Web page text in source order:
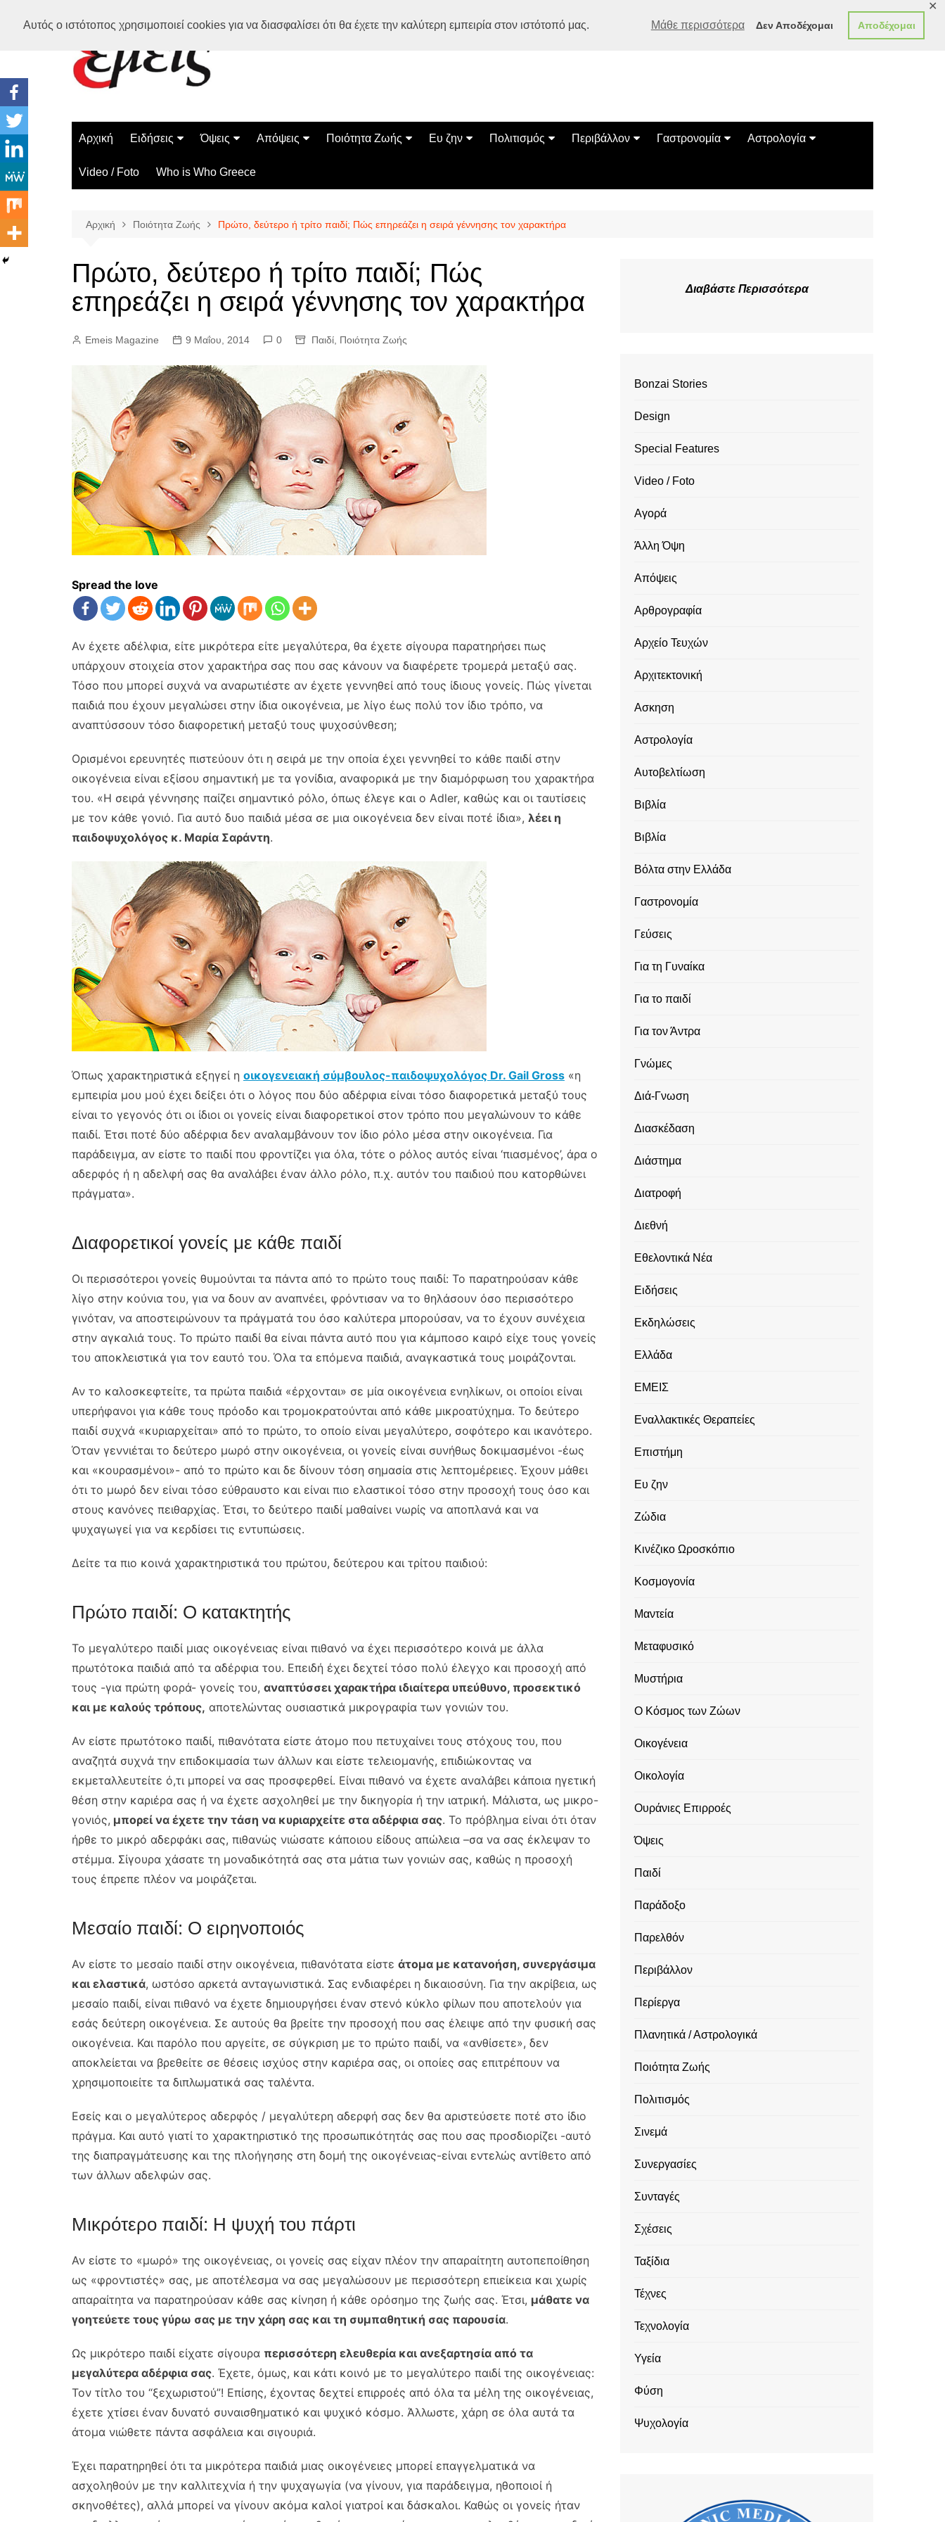
Αυτός ο ιστότοπος χρησιμοποιεί cookies για να διασφαλίσει ότι θα έχετε την καλύτερη εμπειρία στον ιστότοπό μας. Μάθε περισσότερα Δεν Αποδέχομαι Αποδέχομαι
✕
Αρχική Ειδήσεις
Ελλάδα
Διεθνή
Όψεις
Διάστημα
Επιστήμη
Απόψεις
Αρθρογραφία
Ποιότητα Ζωής
Ασκηση
Ευ ζην
Αυτοβελτίωση
Σχέσεις
Πολιτισμός
Εκδηλώσεις
Βόλτα στην Ελλάδα
Περιβάλλον
Οικολογία
Γαστρονομία
Συνταγές
Αστρολογία
Κινέζικο Ωροσκόπιο
Video / Foto Who is Who Greece
Αρχική Ποιότητα Ζωής Πρώτο, δεύτερο ή τρίτο παιδί; Πώς επηρεάζει η σειρά γέννησης τον χαρακτήρα
Πρώτο, δεύτερο ή τρίτο παιδί; Πώς
επηρεάζει η σειρά γέννησης τον χαρακτήρα
Emeis Magazine 9 Μαΐου, 2014 0 Παιδί Ποιότητα Ζωής
Spread the love
Αν έχετε αδέλφια, είτε μικρότερα είτε μεγαλύτερα, θα έχετε σίγουρα παρατηρήσει πως
υπάρχουν στοιχεία στον χαρακτήρα σας που σας κάνουν να διαφέρετε τρομερά μεταξύ σας.
Τόσο που μπορεί συχνά να αναρωτιέστε αν έχετε γεννηθεί από τους ίδιους γονείς. Πώς γίνεται
παιδιά που έχουν μεγαλώσει στην ίδια οικογένεια, με λίγο έως πολύ τον ίδιο τρόπο, να
αναπτύσσουν τόσο διαφορετική μεταξύ τους ψυχοσύνθεση;
Ορισμένοι ερευνητές πιστεύουν ότι η σειρά με την οποία έχει γεννηθεί το κάθε παιδί στην
οικογένεια είναι εξίσου σημαντική με τα γονίδια, αναφορικά με την διαμόρφωση του χαρακτήρα
του. «Η σειρά γέννησης παίζει σημαντικό ρόλο, όπως έλεγε και ο Adler, καθώς και οι ταυτίσεις
με τον κάθε γονιό. Για αυτό δυο παιδιά μέσα σε μια οικογένεια δεν είναι ποτέ ίδια», λέει η
παιδοψυχολόγος κ. Μαρία Σαράντη.
Όπως χαρακτηριστικά εξηγεί η οικογενειακή σύμβουλος-παιδοψυχολόγος Dr. Gail Gross «η
εμπειρία μου μού έχει δείξει ότι ο λόγος που δύο αδέρφια είναι τόσο διαφορετικά μεταξύ τους
είναι το γεγονός ότι οι ίδιοι οι γονείς είναι διαφορετικοί στον τρόπο που μεγαλώνουν το κάθε
παιδί. Έτσι ποτέ δύο αδέρφια δεν αναλαμβάνουν τον ίδιο ρόλο μέσα στην οικογένεια. Για
παράδειγμα, αν είστε το παιδί που φροντίζει για όλα, τότε ο ρόλος αυτός είναι ‘πιασμένος’, άρα ο
αδερφός ή η αδελφή σας θα αναλάβει έναν άλλο ρόλο, π.χ. αυτόν του παιδιού που κατορθώνει
πράγματα».
Διαφορετικοί γονείς με κάθε παιδί
Οι περισσότεροι γονείς θυμούνται τα πάντα από το πρώτο τους παιδί: Το παρατηρούσαν κάθε
λίγο στην κούνια του, για να δουν αν αναπνέει, φρόντισαν να το θηλάσουν όσο περισσότερο
γινόταν, να αποστειρώνουν τα πράγματά του όσο καλύτερα μπορούσαν, να το έχουν συνέχεια
στην αγκαλιά τους. Το πρώτο παιδί θα είναι πάντα αυτό που για κάμποσο καιρό είχε τους γονείς
του αποκλειστικά για τον εαυτό του. Όλα τα επόμενα παιδιά, αναγκαστικά τους μοιράζονται.
Αν το καλοσκεφτείτε, τα πρώτα παιδιά «έρχονται» σε μία οικογένεια ενηλίκων, οι οποίοι είναι
υπερήφανοι για κάθε τους πρόοδο και τρομοκρατούνται από κάθε μικροατύχημα. Το δεύτερο
παιδί συχνά «κυριαρχείται» από το πρώτο, το οποίο είναι μεγαλύτερο, σοφότερο και ικανότερο.
Όταν γεννιέται το δεύτερο μωρό στην οικογένεια, οι γονείς είναι συνήθως δοκιμασμένοι -έως
και «κουρασμένοι»- από το πρώτο και δε δίνουν τόση σημασία στις λεπτομέρειες. Έχουν μάθει
ότι το μωρό δεν είναι τόσο εύθραυστο και είναι πιο ελαστικοί τόσο στην προσοχή τους όσο και
στους κανόνες πειθαρχίας. Έτσι, το δεύτερο παιδί μαθαίνει νωρίς να αποπλανά και να
ψυχαγωγεί για να κερδίσει τις εντυπώσεις.
Δείτε τα πιο κοινά χαρακτηριστικά του πρώτου, δεύτερου και τρίτου παιδιού:
Πρώτο παιδί: Ο κατακτητής
Το μεγαλύτερο παιδί μιας οικογένειας είναι πιθανό να έχει περισσότερο κοινά με άλλα
πρωτότοκα παιδιά από τα αδέρφια του. Επειδή έχει δεχτεί τόσο πολύ έλεγχο και προσοχή από
τους -για πρώτη φορά- γονείς του, αναπτύσσει χαρακτήρα ιδιαίτερα υπεύθυνο, προσεκτικό
και με καλούς τρόπους, αποτελώντας ουσιαστικά μικρογραφία των γονιών του.
Αν είστε πρωτότοκο παιδί, πιθανότατα είστε άτομο που πετυχαίνει τους στόχους του, που
αναζητά συχνά την επιδοκιμασία των άλλων και είστε τελειομανής, επιδιώκοντας να
εκμεταλλευτείτε ό,τι μπορεί να σας προσφερθεί. Είναι πιθανό να έχετε αναλάβει κάποια ηγετική
θέση στην καριέρα σας ή να έχετε ασχοληθεί με την δικηγορία ή την ιατρική. Μάλιστα, ως μικρο-
γονιός, μπορεί να έχετε την τάση να κυριαρχείτε στα αδέρφια σας. Το πρόβλημα είναι ότι όταν
ήρθε το μικρό αδερφάκι σας, πιθανώς νιώσατε κάποιου είδους απώλεια –σα να σας έκλεψαν το
στέμμα. Σίγουρα χάσατε τη μοναδικότητά σας στα μάτια των γονιών σας, καθώς η προσοχή
τους έπρεπε πλέον να μοιράζεται.
Μεσαίο παιδί: Ο ειρηνοποιός
Αν είστε το μεσαίο παιδί στην οικογένεια, πιθανότατα είστε άτομα με κατανοήση, συνεργάσιμα
και ελαστικά, ωστόσο αρκετά ανταγωνιστικά. Σας ενδιαφέρει η δικαιοσύνη. Για την ακρίβεια, ως
μεσαίο παιδί, είναι πιθανό να έχετε δημιουργήσει έναν στενό κύκλο φίλων που αποτελούν για
εσάς δεύτερη οικογένεια. Σε αυτούς θα βρείτε την προσοχή που σας έλειψε από την φυσική σας
οικογένεια. Και παρόλο που αργείτε, σε σύγκριση με το πρώτο παιδί, να «ανθίσετε», δεν
αποκλείεται να βρεθείτε σε θέσεις ισχύος στην καριέρα σας, οι οποίες σας επιτρέπουν να
χρησιμοποιείτε τα διπλωματικά σας ταλέντα.
Εσείς και ο μεγαλύτερος αδερφός / μεγαλύτερη αδερφή σας δεν θα αριστεύσετε ποτέ στο ίδιο
πράγμα. Και αυτό γιατί το χαρακτηριστικό της προσωπικότητάς σας που σας προσδιορίζει -αυτό
της διαπραγμάτευσης και της πλοήγησης στη δομή της οικογένειας-είναι εντελώς αντίθετο από
των άλλων αδελφών σας.
Μικρότερο παιδί: Η ψυχή του πάρτι
Αν είστε το «μωρό» της οικογένειας, οι γονείς σας είχαν πλέον την απαραίτητη αυτοπεποίθηση
ως «φροντιστές» σας, με αποτέλεσμα να σας μεγαλώσουν με περισσότερη επιείκεια και χωρίς
απαραίτητα να παρατηρούσαν κάθε σας κίνηση ή κάθε ορόσημο της ζωής σας. Έτσι, μάθατε να
γοητεύετε τους γύρω σας με την χάρη σας και τη συμπαθητική σας παρουσία.
Ως μικρότερο παιδί είχατε σίγουρα περισσότερη ελευθερία και ανεξαρτησία από τα
μεγαλύτερα αδέρφια σας. Έχετε, όμως, και κάτι κοινό με το μεγαλύτερο παιδί της οικογένειας:
Τον τίτλο του “ξεχωριστού”! Επίσης, έχοντας δεχτεί επιρροές από όλα τα μέλη της οικογένειας,
έχετε χτίσει έναν δυνατό συναισθηματικό και ψυχικό κόσμο. Άλλωστε, χάρη σε όλα αυτά τα
άτομα νιώθετε πάντα ασφάλεια και σιγουριά.
Έχει παρατηρηθεί ότι τα μικρότερα παιδιά μιας οικογένειες μπορεί επαγγελματικά να
ασχοληθούν με την καλλιτεχνία ή την ψυχαγωγία (να γίνουν, για παράδειγμα, ηθοποιοί ή
σκηνοθέτες), αλλά μπορεί να γίνουν ακόμα καλοί γιατροί και δάσκαλοι. Καθώς οι γονείς ήταν
Διαβάστε Περισσότερα
Bonzai Stories
Design
Special Features
Video / Foto
Αγορά
Άλλη Όψη
Απόψεις
Αρθρογραφία
Αρχείο Τευχών
Αρχιτεκτονική
Ασκηση
Αστρολογία
Αυτοβελτίωση
Βιβλία
Βιβλία
Βόλτα στην Ελλάδα
Γαστρονομία
Γεύσεις
Για τη Γυναίκα
Για το παιδί
Για τον Άντρα
Γνώμες
Διά-Γνωση
Διασκέδαση
Διάστημα
Διατροφή
Διεθνή
Εθελοντικά Νέα
Ειδήσεις
Εκδηλώσεις
Ελλάδα
ΕΜΕΙΣ
Εναλλακτικές Θεραπείες
Επιστήμη
Ευ ζην
Ζώδια
Κινέζικο Ωροσκόπιο
Κοσμογονία
Μαντεία
Μεταφυσικό
Μυστήρια
Ο Κόσμος των Ζώων
Οικογένεια
Οικολογία
Ουράνιες Επιρροές
Όψεις
Παιδί
Παράδοξο
Παρελθόν
Περιβάλλον
Περίεργα
Πλανητικά / Αστρολογικά
Ποιότητα Ζωής
Πολιτισμός
Σινεμά
Συνεργασίες
Συνταγές
Σχέσεις
Ταξίδια
Τέχνες
Τεχνολογία
Υγεία
Φύση
Ψυχολογία